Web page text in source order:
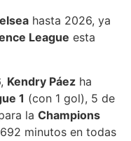
hasta 2026, ya
League esta
Kendry Páez ha
1 (con 1 gol), 5 de
la Champions
minutos en todas